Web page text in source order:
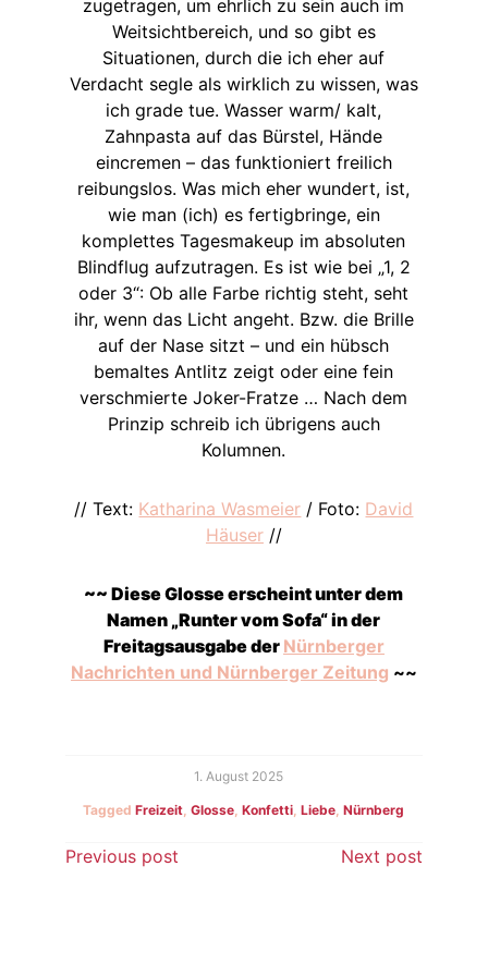
zugetragen, um ehrlich zu sein auch im
Weitsichtbereich, und so gibt es
Situationen, durch die ich eher auf
Verdacht segle als wirklich zu wissen, was
ich grade tue. Wasser warm/ kalt,
Zahnpasta auf das Bürstel, Hände
eincremen – das funktioniert freilich
reibungslos. Was mich eher wundert, ist,
wie man (ich) es fertigbringe, ein
komplettes Tagesmakeup im absoluten
Blindflug aufzutragen. Es ist wie bei „1, 2
oder 3“: Ob alle Farbe richtig steht, seht
ihr, wenn das Licht angeht. Bzw. die Brille
auf der Nase sitzt – und ein hübsch
bemaltes Antlitz zeigt oder eine fein
verschmierte Joker-Fratze … Nach dem
Prinzip schreib ich übrigens auch
Kolumnen.
// Text: Katharina Wasmeier / Foto: David
Häuser//
~~ Diese Glosse erscheint unter dem
Namen „Runter vom Sofa“ in der
Freitagsausgabe der Nürnberger
Nachrichten und Nürnberger Zeitung ~~
1. August 2025
TaggedFreizeit,Glosse,Konfetti,Liebe,Nürnberg
Beitragsnavigation
Previous post Next post